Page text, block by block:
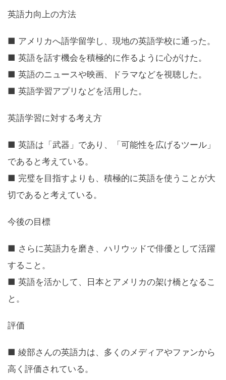
英語力向上の方法
■ アメリカへ語学留学し、現地の英語学校に通った。
■ 英語を話す機会を積極的に作るように心がけた。
■ 英語のニュースや映画、ドラマなどを視聴した。
■ 英語学習アプリなどを活用した。
英語学習に対する考え方
■ 英語は「武器」であり、「可能性を広げるツール」
であると考えている。
■ 完璧を目指すよりも、積極的に英語を使うことが大
切であると考えている。
今後の目標
■ さらに英語力を磨き、ハリウッドで俳優として活躍
すること。
■ 英語を活かして、日本とアメリカの架け橋となるこ
と。
評価
■ 綾部さんの英語力は、多くのメディアやファンから
高く評価されている。